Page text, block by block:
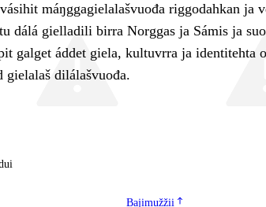
máŋggagielalašvuođa riggodahkan ja
dálá gielladili birra Norggas ja Sámis ja
galget áddet giela, kultuvrra ja identitehta
gielalaš dilálašvuođa.
Bajimužžii